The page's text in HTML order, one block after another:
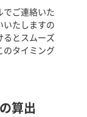
でご連絡いた
いたしますの
るとスムーズ
のタイミング
算出